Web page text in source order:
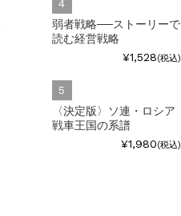
弱者戦略──ストーリーで
読む経営戦略
¥1,528(税込)
〈決定版〉ソ連・ロシア
戦車王国の系譜
¥1,980(税込)